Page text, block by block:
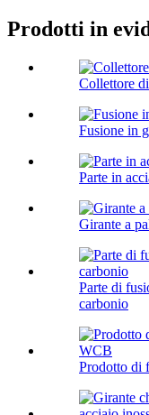
Prodotti in
Collettore
Fusione in
Parte in
Girante a
Parte di
carbonio
Prodotto di